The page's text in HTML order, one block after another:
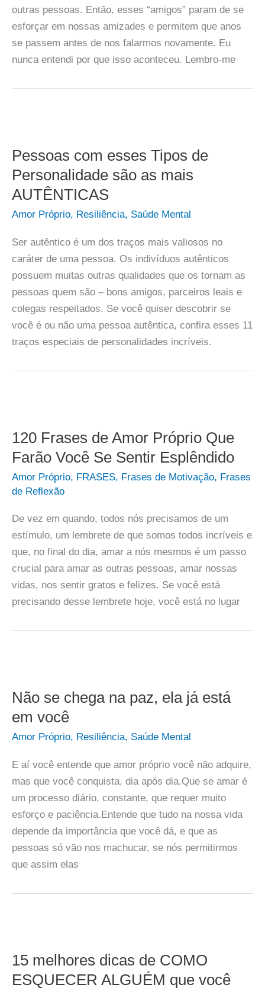
outras pessoas. Então, esses “amigos” param de se
esforçar em nossas amizades e permitem que anos
se passem antes de nos falarmos novamente. Eu
nunca entendi por que isso aconteceu. Lembro-me
Pessoas com esses Tipos de
Personalidade são as mais
AUTÊNTICAS
Amor Próprio, Resiliência, Saúde Mental
Ser autêntico é um dos traços mais valiosos no
caráter de uma pessoa. Os indivíduos autênticos
possuem muitas outras qualidades que os tornam as
pessoas quem são – bons amigos, parceiros leais e
colegas respeitados. Se você quiser descobrir se
você é ou não uma pessoa autêntica, confira esses 11
traços especiais de personalidades incríveis.
120 Frases de Amor Próprio Que
Farão Você Se Sentir Esplêndido
Amor Próprio, FRASES, Frases de Motivação, Frases
de Reflexão
De vez em quando, todos nós precisamos de um
estímulo, um lembrete de que somos todos incríveis e
que, no final do dia, amar a nós mesmos é um passo
crucial para amar as outras pessoas, amar nossas
vidas, nos sentir gratos e felizes. Se você está
precisando desse lembrete hoje, você está no lugar
Não se chega na paz, ela já está
em você
Amor Próprio, Resiliência, Saúde Mental
E aí você entende que amor próprio você não adquire,
mas que você conquista, dia após dia.Que se amar é
um processo diário, constante, que requer muito
esforço e paciência.Entende que tudo na nossa vida
depende da importância que você dá, e que as
pessoas só vão nos machucar, se nós permitirmos
que assim elas
15 melhores dicas de COMO
ESQUECER ALGUÉM que você